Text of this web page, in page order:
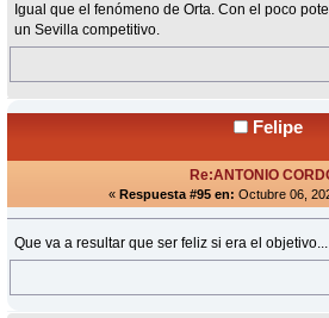
Igual que el fenómeno de Orta. Con el poco
un Sevilla competitivo.
Felipe
Re:ANTONIO
« Respuesta #95 en: Octubre 06,
Que va a resultar que ser feliz si era el objetivo...